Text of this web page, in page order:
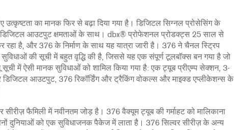
का मानक फिर से बढ़ा दिया गया है। डिजिटल सिग्नल प्रोसेसिंग के
आउटपुट क्षमताओं के साथ। dbx® प्रोफेशनल प्रोडक्ट्स 25 साल से
रहा है, और 376 के निर्माण के साथ यह यात्रा जारी है। 376 ने चैनल स्ट्रिप
की सूची में बहुत वृद्धि की है, जिससे यह एक संपूर्ण टूलबॉक्स बन गया है जो
में ऐसी मानक सुविधाओं को शामिल किया गया है: एक ट्यूब प्रीएम्प सेक्शन, 3-
आउटपुट, 376 रिकॉर्डिंग और ट्रैकिंग वोकल्स और माइक्ड एप्लीकेशन्स के
फैमिली में नवीनतम जोड़ है। 376 वैक्यूम ट्यूब की गर्माहट को मालिकाना
दुनियाओं को एक सुविधाजनक पैकेज में लाता है। 376 सिल्वर सीरीज़ के अन्य